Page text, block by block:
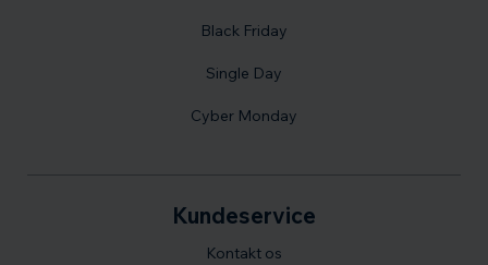
Kundeservice
Kontakt os
Black Friday
Single Day
Cyber Monday